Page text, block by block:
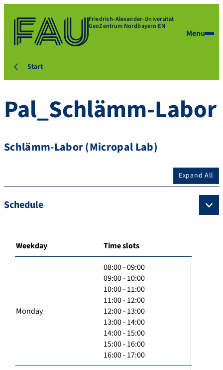
Friedrich-Alexander-Universität
GeoZentrum Nordbayern EN
Menu
Start
Pal_Schlämm-Labor
Schlämm-Labor (Micropal Lab)
Expand All
Schedule
Weekday Time slots
Monday
08:00 - 09:00
09:00 - 10:00
10:00 - 11:00
11:00 - 12:00
12:00 - 13:00
13:00 - 14:00
14:00 - 15:00
15:00 - 16:00
16:00 - 17:00